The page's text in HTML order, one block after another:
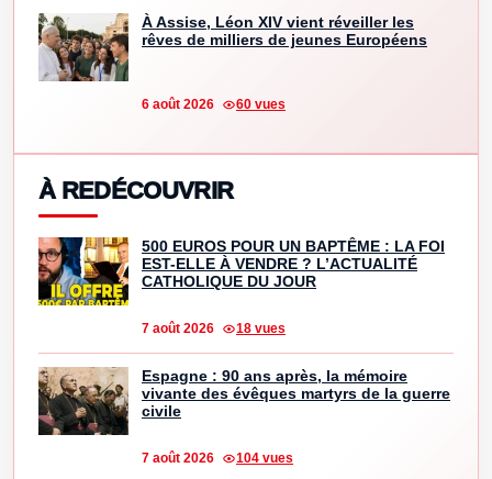
À Assise, Léon XIV vient réveiller les
rêves de milliers de jeunes Européens
6 août 2026 60 vues
À REDÉCOUVRIR
500 EUROS POUR UN BAPTÊME : LA FOI
EST-ELLE À VENDRE ? L’ACTUALITÉ
CATHOLIQUE DU JOUR
7 août 2026 18 vues
Espagne : 90 ans après, la mémoire
vivante des évêques martyrs de la guerre
civile
7 août 2026 104 vues